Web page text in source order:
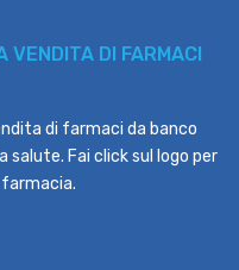
VENDITA DI FARMACI
di farmaci da banco
salute. Fai click sul logo per